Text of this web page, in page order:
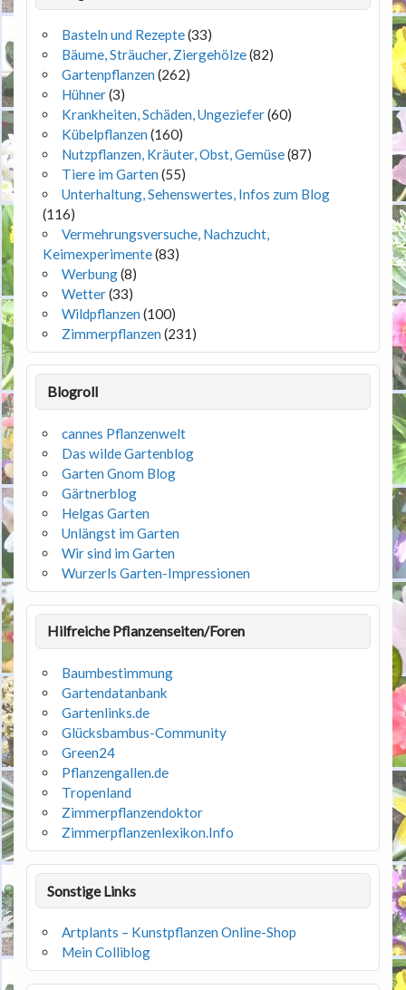
Basteln und Rezepte(33)
Bäume, Sträucher, Ziergehölze(82)
Gartenpflanzen (262)
Hühner(3)
Krankheiten, Schäden, Ungeziefer(60)
Kübelpflanzen (160)
Nutzpflanzen, Kräuter, Obst, Gemüse(87)
Tiere im Garten (55)
Unterhaltung, Sehenswertes, Infos zum Blog
(116)
Vermehrungsversuche, Nachzucht,
Keimexperimente(83)
Werbung(8)
Wetter(33)
Wildpflanzen (100)
Zimmerpflanzen (231)
Blogroll
cannes Pflanzenwelt
Das wilde Gartenblog
Garten Gnom Blog
Gärtnerblog
Helgas Garten
Unlängst im Garten
Wir sind im Garten
Wurzerls Garten-Impressionen
Hilfreiche Pflanzenseiten/Foren
Baumbestimmung
Gartendatanbank
Gartenlinks.de
Glücksbambus-Community
Green24
Pflanzengallen.de
Tropenland
Zimmerpflanzendoktor
Zimmerpflanzenlexikon.Info
Sonstige Links
Artplants – Kunstpflanzen Online-Shop
Mein Colliblog